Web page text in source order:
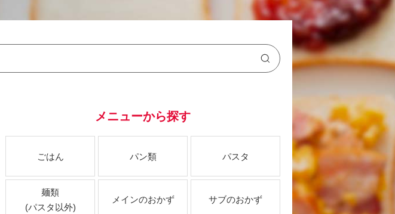
メニューから探す
ごはん パン類 パスタ
麺類
(パスタ以外)
メインのおかず サブのおかず